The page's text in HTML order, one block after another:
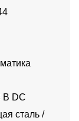
В DC
сталь /